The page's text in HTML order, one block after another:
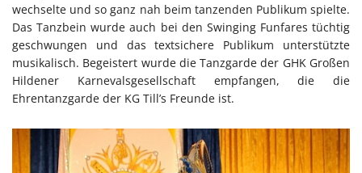
wechselte und so ganz nah beim tanzenden Publikum spielte.
Das Tanzbein wurde auch bei den Swinging Funfares tüchtig
geschwungen und das textsichere Publikum unterstützte
musikalisch. Begeistert wurde die Tanzgarde der GHK Großen
Hildener Karnevalsgesellschaft empfangen, die die
Ehrentanzgarde der KG Till’s Freunde ist.